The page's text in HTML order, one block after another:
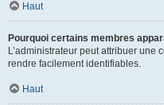
Haut
Pourquoi certains membres
L’administrateur peut attribuer une
rendre facilement identifiables.
Haut